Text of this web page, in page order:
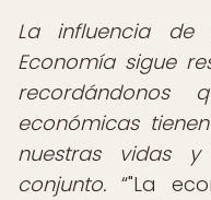
La influencia de
Economía sigue
recordándonos
económicas
nuestras vidas
conjunto.
"La